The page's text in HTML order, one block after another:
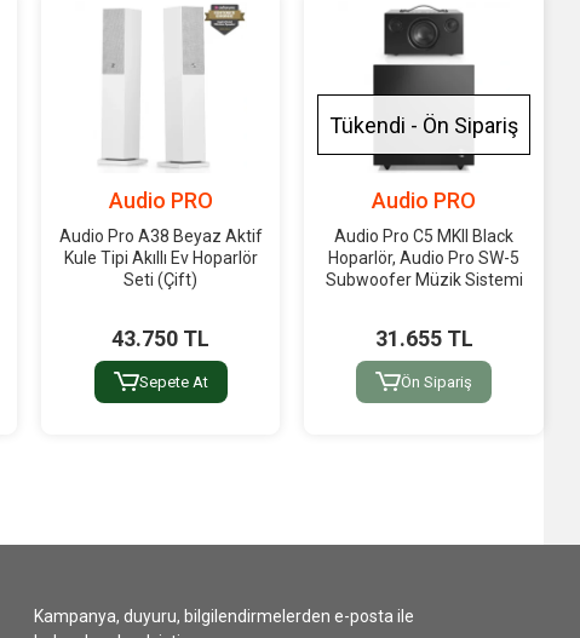
Audio PRO
Audio Pro A38 Beyaz Aktif
Kule Tipi Akıllı Ev Hoparlör
Seti (Çift)
43.750 TL
Sepete At
Tükendi - Ön Sipariş
Audio PRO
Audio Pro C5 MKII Black
Hoparlör, Audio Pro SW-5
Subwoofer Müzik Sistemi
31.655 TL
Ön Sipariş
Kampanya, duyuru, bilgilendirmelerden e-posta ile